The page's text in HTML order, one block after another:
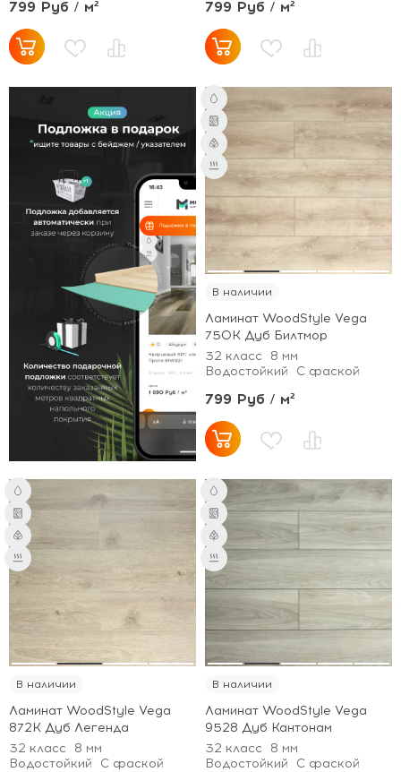
799 Руб / м² 799 Руб / м²
В наличии
Ламинат WoodStyle Vega
750K Дуб Билтмор
32 класс
8 мм
Водостойкий
С фаской
799 Руб / м²
В наличии
Ламинат WoodStyle Vega
872K Дуб Легенда
32 класс
8 мм
Водостойкий
С фаской
В наличии
Ламинат WoodStyle Vega
9528 Дуб Кантонам
32 класс
8 мм
Водостойкий
С фаской